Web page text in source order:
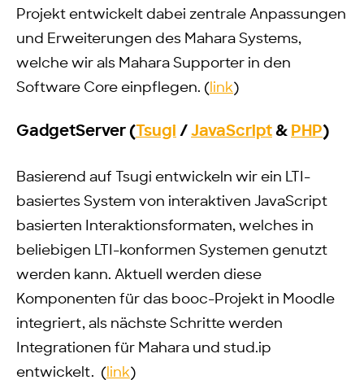
Projekt entwickelt dabei zentrale Anpassungen
und Erweiterungen des Mahara Systems,
welche wir als Mahara Supporter in den
Software Core einpflegen. ( link)
GadgetServer ( Tsugi / JavaScript & PHP)
Basierend auf Tsugi entwickeln wir ein LTI-
basiertes System von interaktiven JavaScript
basierten Interaktionsformaten, welches in
beliebigen LTI-konformen Systemen genutzt
werden kann. Aktuell werden diese
Komponenten für das booc-Projekt in Moodle
integriert, als nächste Schritte werden
Integrationen für Mahara und stud.ip
entwickelt. ( link)